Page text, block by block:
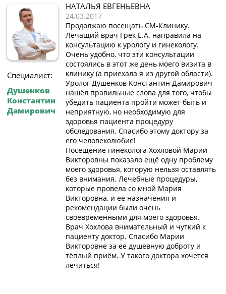
Специалист:
Душенков
Константин
Дамирович
НАТАЛЬЯ ЕВГЕНЬЕВНА
24.03.2017
Продолжаю посещать СМ-Клинику.
Лечащий врач Грек Е.А. направила на
консультацию к урологу и гинекологу.
Очень удобно, что эти консультации
состоялись в этот же день моего визита в
клинику (а приехала я из другой области).
Уролог Душенков Константин Дамирович
нашёл правильные слова для того, чтобы
убедить пациента пройти может быть и
неприятную, но необходимую для
здоровья пациента процедуру
обследования. Спасибо этому доктору за
его человеколюбие!
Посещение гинеколога Хохловой Марии
Викторовны показало ещё одну проблему
моего здоровья, которую нельзя оставлять
без внимания. Лечебные процедуры,
которые провела со мной Мария
Викторовна, и её назначения и
рекомендации были очень
своевременными для моего здоровья.
Врач Хохлова внимательный и чуткий к
пациенту доктор. Спасибо Марии
Викторовне за её душевную доброту и
тёплый приём. У такого доктора хочется
лечиться!